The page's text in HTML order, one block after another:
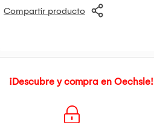
Compartir producto
¡Descubre y compra en Oechsle!